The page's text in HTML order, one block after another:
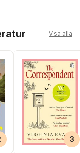
Visa alla
3